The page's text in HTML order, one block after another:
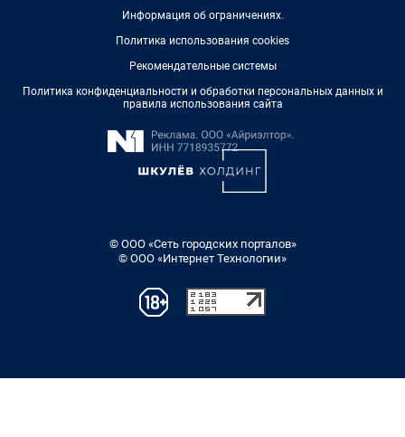
Информация об ограничениях.
Политика использования cookies
Рекомендательные системы
Политика конфиденциальности и обработки персональных данных и
правила использования сайта
© ООО «Сеть городских порталов»
© ООО «Интернет Технологии»